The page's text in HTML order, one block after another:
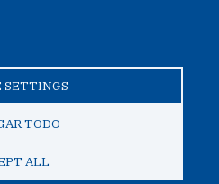
SETTINGS
TODO
ALL
tributario especial